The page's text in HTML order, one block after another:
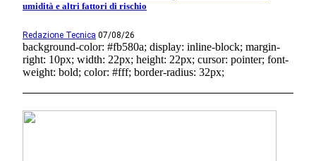
umidità e altri fattori di rischio
Redazione Tecnica 07/08/26
background-color: #fb580a; display: inline-block; margin-
right: 10px; width: 22px; height: 22px; cursor: pointer; font-
weight: bold; color: #fff; border-radius: 32px;